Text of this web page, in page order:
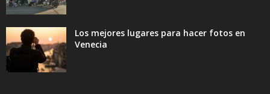
Los mejores lugares para hacer fotos en
Venecia